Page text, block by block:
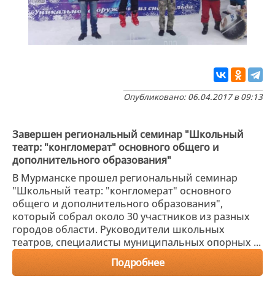
Опубликовано: 06.04.2017 в 09:13
Завершен региональный семинар "Школьный
театр: "конгломерат" основного общего и
дополнительного образования"
В Мурманске прошел региональный семинар
"Школьный театр: "конгломерат" основного
общего и дополнительного образования",
который собрал около 30 участников из разных
городов области. Руководители школьных
театров, специалисты муниципальных опорных ...
Подробнее